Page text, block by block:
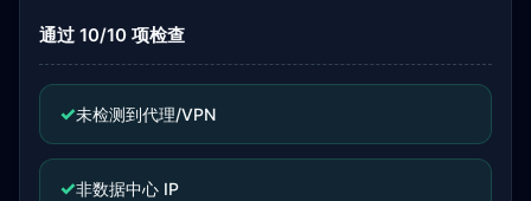
通过 10/10 项检查
✓未检测到代理/VPN
✓非数据中心 IP